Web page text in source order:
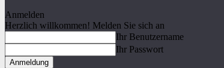
Anmelden
Herzlich willkommen! Melden Sie sich an
Ihr Benutzername
Ihr Passwort